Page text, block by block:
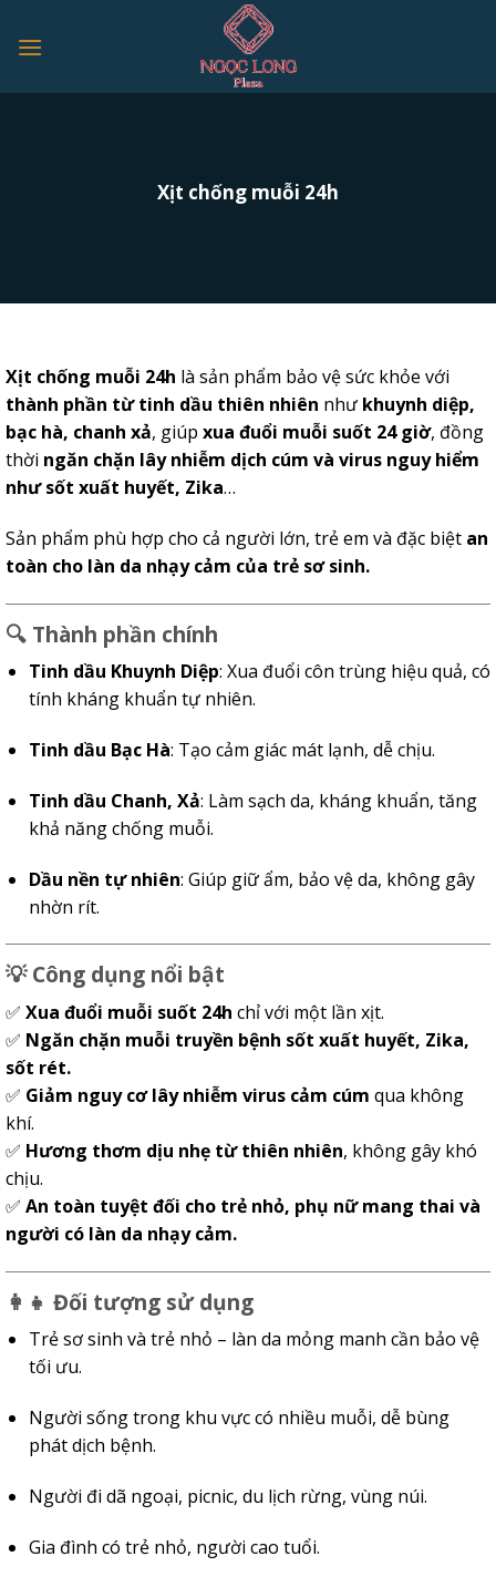
Xịt chống muỗi 24h
Xịt chống muỗi 24h là sản phẩm bảo vệ sức khỏe với
thành phần từ tinh dầu thiên nhiên như khuynh diệp,
bạc hà, chanh xả, giúp xua đuổi muỗi suốt 24 giờ, đồng
thời ngăn chặn lây nhiễm dịch cúm và virus nguy hiểm
như sốt xuất huyết, Zika…
Sản phẩm phù hợp cho cả người lớn, trẻ em và đặc biệt an
toàn cho làn da nhạy cảm của trẻ sơ sinh.
🔍 Thành phần chính
Tinh dầu Khuynh Diệp: Xua đuổi côn trùng hiệu quả, có
tính kháng khuẩn tự nhiên.
Tinh dầu Bạc Hà: Tạo cảm giác mát lạnh, dễ chịu.
Tinh dầu Chanh, Xả: Làm sạch da, kháng khuẩn, tăng
khả năng chống muỗi.
Dầu nền tự nhiên: Giúp giữ ẩm, bảo vệ da, không gây
nhờn rít.
💡Công dụng nổi bật
✅ Xua đuổi muỗi suốt 24h chỉ với một lần xịt.
✅ Ngăn chặn muỗi truyền bệnh sốt xuất huyết, Zika,
sốt rét.
✅ Giảm nguy cơ lây nhiễm virus cảm cúm qua không
khí.
✅ Hương thơm dịu nhẹ từ thiên nhiên, không gây khó
chịu.
✅ An toàn tuyệt đối cho trẻ nhỏ, phụ nữ mang thai và
người có làn da nhạy cảm.
👩‍👧 Đối tượng sử dụng
Trẻ sơ sinh và trẻ nhỏ – làn da mỏng manh cần bảo vệ
tối ưu.
Người sống trong khu vực có nhiều muỗi, dễ bùng
phát dịch bệnh.
Người đi dã ngoại, picnic, du lịch rừng, vùng núi.
Gia đình có trẻ nhỏ, người cao tuổi.